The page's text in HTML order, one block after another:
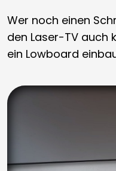
Wer noch einen
den Laser-TV auch
ein Lowboard